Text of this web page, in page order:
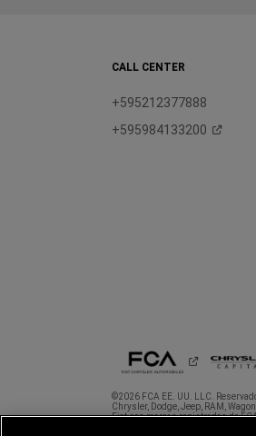
CALL CENTER
+595212377888
+595984133200
©2026 FCA EE. UU. LLC.
Chrysler, Dodge, Jeep, RAM,
Fiat son marcas registradas de